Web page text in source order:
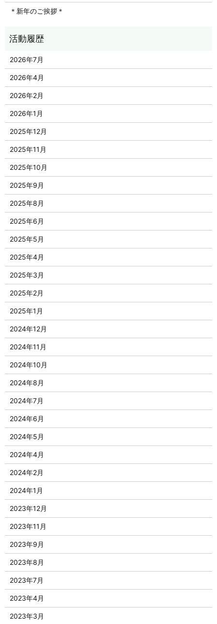
＊新年のご挨拶＊
2026年7月
2026年4月
2026年2月
2026年1月
2025年12月
2025年11月
2025年10月
2025年9月
2025年8月
2025年6月
2025年5月
2025年4月
2025年3月
2025年2月
2025年1月
2024年12月
2024年11月
2024年10月
2024年8月
2024年7月
2024年6月
2024年5月
2024年4月
2024年2月
2024年1月
2023年12月
2023年11月
2023年9月
2023年8月
2023年7月
2023年4月
2023年3月